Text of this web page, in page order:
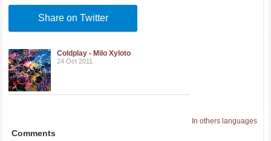
Share on Twitter
Coldplay - Milo Xyloto
24 Oct 2011
In others languages
Comments